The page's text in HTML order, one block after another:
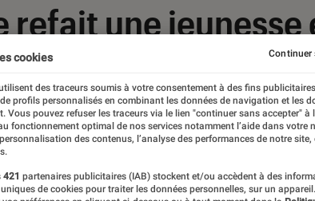
refait une jeunesse
Les
cookies
des traceurs soumis à votre consentement à des fins
profils personnalisés en combinant les données de navigation et les
Vous pouvez refuser les traceurs via le lien "continuer sans accepter" à
fonctionnement optimal de nos services notamment l’aide dans votre
des contenus, l’analyse des performances de notre site,
421 partenaires publicitaires (IAB) stockent et/ou accèdent à des
de cookies pour traiter les données personnelles, sur un
Continuer